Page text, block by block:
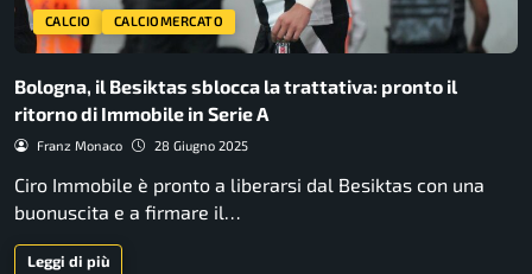
CALCIO CALCIOMERCATO
Bologna, il Besiktas sblocca la trattativa: pronto il
ritorno di Immobile in Serie A
Franz Monaco 28 Giugno 2025
Ciro Immobile è pronto a liberarsi dal Besiktas con una
buonuscita e a firmare il…
Leggi di più